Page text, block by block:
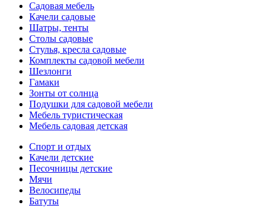
Садовая мебель
Качели садовые
Шатры, тенты
Столы садовые
Стулья, кресла садовые
Комплекты садовой мебели
Шезлонги
Гамаки
Зонты от солнца
Подушки для садовой мебели
Мебель туристическая
Мебель садовая детская
Спорт и отдых
Качели детские
Песочницы детские
Мячи
Велосипеды
Батуты